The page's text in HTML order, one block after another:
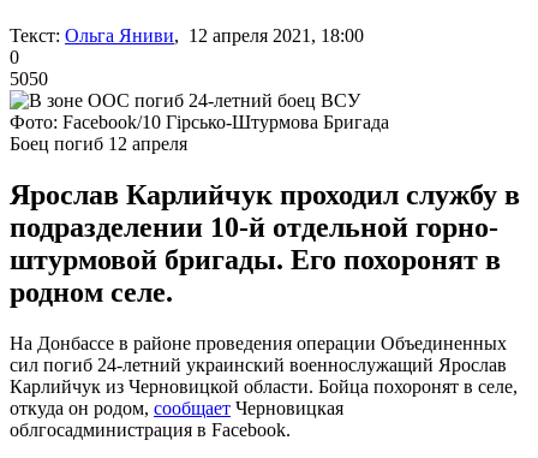
Текст: Ольга Яниви, 12 апреля 2021, 18:00
0
5050
Фото: Facebook/10 Гірсько-Штурмова Бригада
Боец погиб 12 апреля
Ярослав Карлийчук проходил службу в
подразделении 10-й отдельной горно-
штурмовой бригады. Его похоронят в
родном селе.
На Донбассе в районе проведения операции Объединенных
сил погиб 24-летний украинский военнослужащий Ярослав
Карлийчук из Черновицкой области. Бойца похоронят в селе,
откуда он родом, сообщает Черновицкая
облгосадминистрация в Facebook.